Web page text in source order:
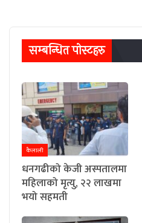
सम्बन्धित पाेस्टहरु
कैलाली
धनगढीको केजी अस्पतालमा
महिलाको मृत्यु, २२ लाखमा
भयो सहमती